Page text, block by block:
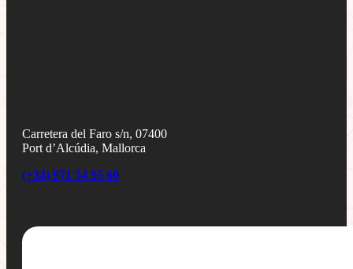
Carretera del Faro s/n, 07400
Port d’Alcúdia, Mallorca
(+34) 971 54 95 60